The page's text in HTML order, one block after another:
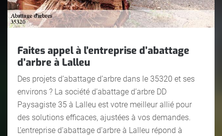
Faites appel à l’entreprise d’abattage
d’arbre à Lalleu
Des projets d’abattage d’arbre dans le 35320 et ses
environs ? La société d’abattage d’arbre DD
Paysagiste 35 à Lalleu est votre meilleur allié pour
des solutions efficaces, ajustées à vos demandes.
L’entreprise d’abattage d’arbre à Lalleu répond à